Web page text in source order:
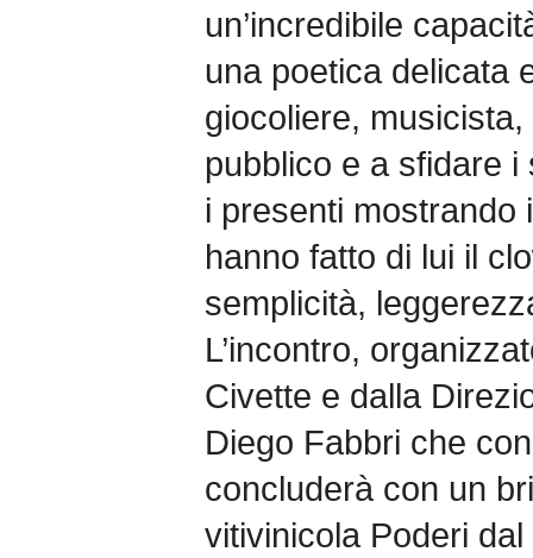
un’incredibile
una poetica delicata
giocoliere,
pubblico e a sfidare
i presenti mostrando
hanno fatto di lui il
semplicità,
L’incontro,
Civette e dalla
Diego Fabbri che
concluderà con un
vitivinicola Poderi dal